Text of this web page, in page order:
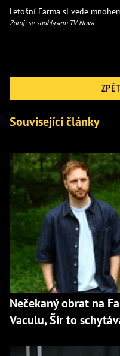
Letošní Farma si vede
Zdroj: se souhlasem TV Nova
Související články
Nečekaný obrat na
Vaculu, Šír to